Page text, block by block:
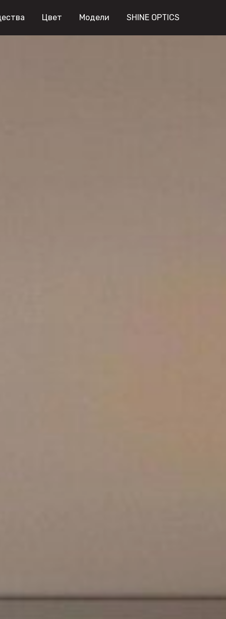
Цвет Модели SHINE OPTICS